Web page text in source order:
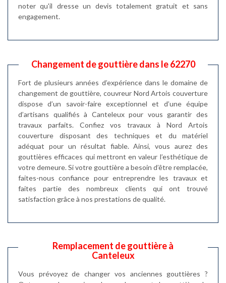
noter qu'il dresse un devis totalement gratuit et sans
engagement.
Changement de gouttière dans le 62270
Fort de plusieurs années d’expérience dans le domaine de
changement de gouttière, couvreur Nord Artois couverture
dispose d’un savoir-faire exceptionnel et d’une équipe
d’artisans qualifiés à Canteleux pour vous garantir des
travaux parfaits. Confiez vos travaux à Nord Artois
couverture disposant des techniques et du matériel
adéquat pour un résultat fiable. Ainsi, vous aurez des
gouttières efficaces qui mettront en valeur l’esthétique de
votre demeure. Si votre gouttière a besoin d’être remplacée,
faites-nous confiance pour entreprendre les travaux et
faites partie des nombreux clients qui ont trouvé
satisfaction grâce à nos prestations de qualité.
Remplacement de gouttière à
Canteleux
Vous prévoyez de changer vos anciennes gouttières ?